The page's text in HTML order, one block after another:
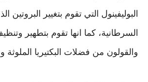
البوليفينول التي تقوم بتغيير البروتين
السرطانية، كما انها تقوم بتطهير
والقولون من فضلات البكتيريا الملوثة